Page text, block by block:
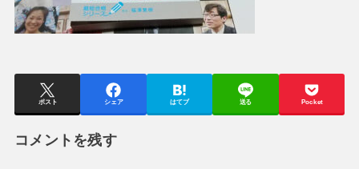
ポスト シェア はてブ 送る Pocket
コメントを残す